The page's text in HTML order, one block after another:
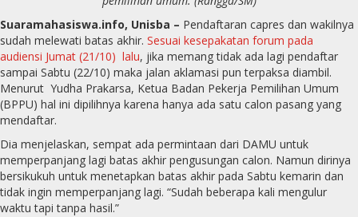
Suaramahasiswa.info, Unisba – Pendaftaran capres dan wakilnya
sudah melewati batas akhir. Sesuai kesepakatan forum pada
audiensi Jumat (21/10) lalu, jika memang tidak ada lagi pendaftar
sampai Sabtu (22/10) maka jalan aklamasi pun terpaksa diambil.
Menurut Yudha Prakarsa, Ketua Badan Pekerja Pemilihan Umum
(BPPU) hal ini dipilihnya karena hanya ada satu calon pasang yang
mendaftar.
Dia menjelaskan, sempat ada permintaan dari DAMU untuk
memperpanjang lagi batas akhir pengusungan calon. Namun dirinya
bersikukuh untuk menetapkan batas akhir pada Sabtu kemarin dan
tidak ingin memperpanjang lagi. “Sudah beberapa kali mengulur
waktu tapi tanpa hasil.”